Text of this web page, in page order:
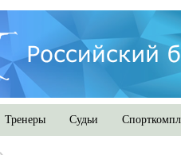
Тренеры Судьи